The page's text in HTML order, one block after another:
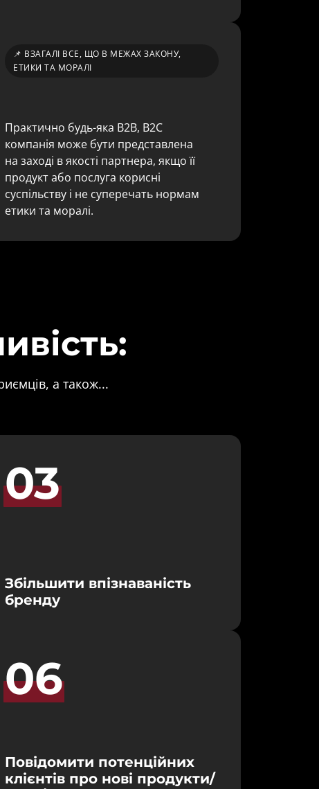
📌 ВЗАГАЛІ ВСЕ, ЩО В МЕЖАХ ЗАКОНУ,
ЕТИКИ ТА МОРАЛІ
Практично будь-яка B2B, B2C
компанія може бути представлена
на заході в якості партнера, якщо її
продукт або послуга корисні
суспільству і не суперечать нормам
етики та моралі.
а також...
03
Збільшити впізнаваність
бренду
06
Повідомити потенційних
клієнтів про нові продукти/